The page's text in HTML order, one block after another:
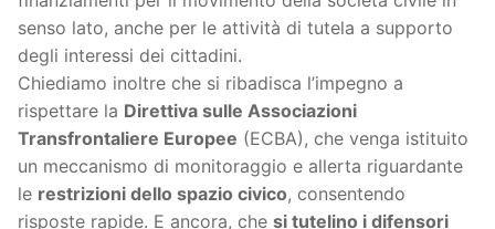
senso lato, anche per le attività di tutela a supporto
degli interessi dei cittadini.
Chiediamo inoltre che si ribadisca l’impegno a
rispettare la Direttiva sulle Associazioni
Transfrontaliere Europee (ECBA), che venga istituito
un meccanismo di monitoraggio e allerta riguardante
le restrizioni dello spazio civico, consentendo
risposte rapide. E ancora, che si tutelino i difensori